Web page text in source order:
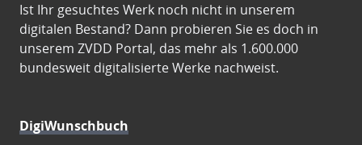
Ist Ihr gesuchtes Werk noch nicht in unserem
digitalen Bestand? Dann probieren Sie es doch in
unserem ZVDD Portal, das mehr als 1.600.000
bundesweit digitalisierte Werke nachweist.
DigiWunschbuch